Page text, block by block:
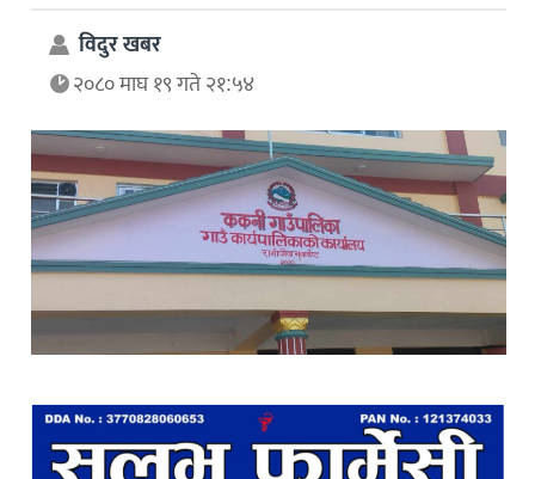
विदुर खबर
२०८० माघ १९ गते २१:५४